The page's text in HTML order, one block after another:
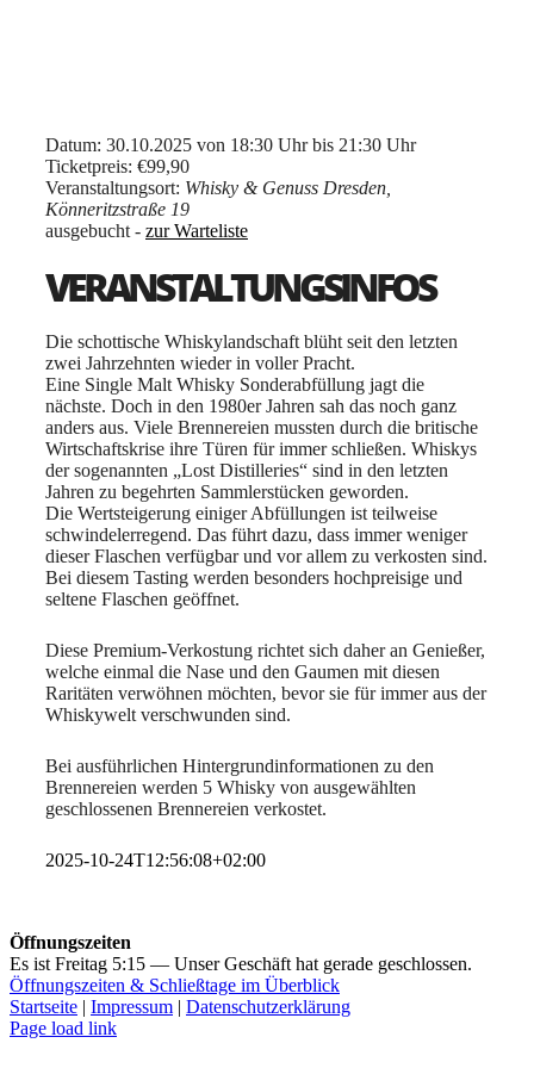
Datum: 30.10.2025 von 18:30 Uhr bis 21:30 Uhr
Ticketpreis: €99,90
Veranstaltungsort: Whisky & Genuss Dresden,
Könneritzstraße 19
ausgebucht - zur Warteliste
VERANSTALTUNGSINFOS
Die schottische Whiskylandschaft blüht seit den letzten
zwei Jahrzehnten wieder in voller Pracht.
Eine Single Malt Whisky Sonderabfüllung jagt die
nächste. Doch in den 1980er Jahren sah das noch ganz
anders aus. Viele Brennereien mussten durch die britische
Wirtschaftskrise ihre Türen für immer schließen. Whiskys
der sogenannten „Lost Distilleries“ sind in den letzten
Jahren zu begehrten Sammlerstücken geworden.
Die Wertsteigerung einiger Abfüllungen ist teilweise
schwindelerregend. Das führt dazu, dass immer weniger
dieser Flaschen verfügbar und vor allem zu verkosten sind.
Bei diesem Tasting werden besonders hochpreisige und
seltene Flaschen geöffnet.
Diese Premium-Verkostung richtet sich daher an Genießer,
welche einmal die Nase und den Gaumen mit diesen
Raritäten verwöhnen möchten, bevor sie für immer aus der
Whiskywelt verschwunden sind.
Bei ausführlichen Hintergrundinformationen zu den
Brennereien werden 5 Whisky von ausgewählten
geschlossenen Brennereien verkostet.
2025-10-24T12:56:08+02:00
Öffnungszeiten
Es ist Freitag 5:15 — Unser Geschäft hat gerade geschlossen.
Öffnungszeiten & Schließtage im Überblick
Startseite | Impressum | Datenschutzerklärung
Page load link